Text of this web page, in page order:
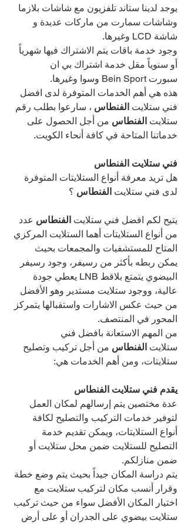
يوجد لدينا ستاند تلفزيون مع شاشات بلازما
وشاشات سمارت من ماركات عديدة و
شاشة LCD وغيرها.
وجود خدمة باقات يتم الاشتراك فيها شهرياً
أو سنوياً مقل خدمة اشتراك بي ان
سبورت Bein Sport وسوا وغيرها.
هذه هي أهم الخدمات المتوفرة لدى افضل
فني ستلايت الفنطاس ، سارعوا بطلب رقم
ستلايت الفنطاس من أجل الحصول على
خدماتنا المتاحة في كافة أنحاء الكويت.
فني ستلايت الفنطاس
هل تريد معرفة أنواع الستلايتات المتوفرة
لدى فني ستلايت الفنطاس ؟
يتيح لكم افضل فني ستلايت الفنطاس عدد
من أنواع الستلايتات أهما الستلايت المركزي
المتاح للمستشفيات والمجمعات بحيث
يمكن ربطه بأكثر من رسيفر، وجود رسيفر
البيضوي يتمتع بلاقط LNB يعطي جودة
عالية، ووجود ستلايت مستدير وهو الأفضل
من حيث عكس الاشارات واستقبالها يتمركز
المحور في المنتصف.
من المهم الاستعانة بافضل فني
ستلايت الفنطاس من أجل تركيب وتصليح
ستلايتات، ومن أهم الخدمات هي:
يقدم فني ستلايت الفنطاس
عدة مختصين يتم إرسالهم لمكان العمل
لتوفير خدمات التركيب والتصليح لكافة
أنواع الستلايتات، ويمكن تقديم خدمة
التصليح للستلايت ضمن محل ستلايت أو
ضمن منازلكم.
يتم دراسة المكان جيداً بحيث يتم وضع خطة
وقرار أنسب مكان لتركيب ستلايت مع
اختيار المكان الأفضل سواء من حيث تركيب
ستلايت بيضوي على الجدران أو على أرض